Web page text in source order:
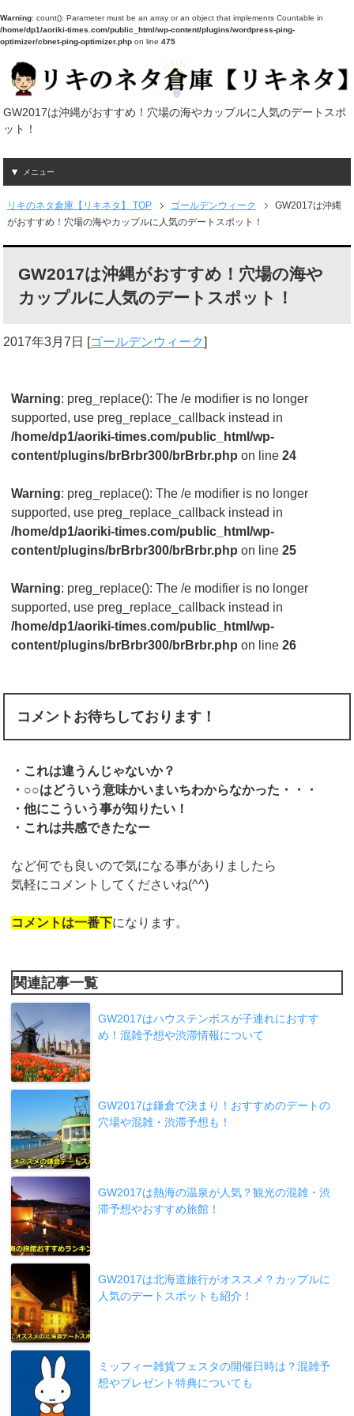
Warning: count(): Parameter must be an array or an object that implements Countable in
/home/dp1/aoriki-times.com/public_html/wp-content/plugins/wordpress-ping-
optimizer/cbnet-ping-optimizer.php on line 475
GW2017は沖縄がおすすめ！穴場の海やカップルに人気のデートスポ
ット！
メニュー
リキのネタ倉庫【リキネタ】 TOP ゴールデンウィーク
GW2017は沖縄
がおすすめ！穴場の海やカップルに人気のデートスポット！
GW2017は沖縄がおすすめ！穴場の海や
カップルに人気のデートスポット！
2017年3月7日 [ゴールデンウィーク]
Warning: preg_replace(): The /e modifier is no longer
supported, use preg_replace_callback instead in
/home/dp1/aoriki-times.com/public_html/wp-
content/plugins/brBrbr300/brBrbr.php on line24
Warning: preg_replace(): The /e modifier is no longer
supported, use preg_replace_callback instead in
/home/dp1/aoriki-times.com/public_html/wp-
content/plugins/brBrbr300/brBrbr.php on line25
Warning: preg_replace(): The /e modifier is no longer
supported, use preg_replace_callback instead in
/home/dp1/aoriki-times.com/public_html/wp-
content/plugins/brBrbr300/brBrbr.php on line26
コメントお待ちしております！
・これは違うんじゃないか？
・○○はどういう意味かいまいちわからなかった・・・
・他にこういう事が知りたい！
・これは共感できたなー
など何でも良いので気になる事がありましたら
気軽にコメントしてくださいね(^^)
コメントは一番下になります。
関連記事一覧
GW2017はハウステンボスが子連れにおすす
め！混雑予想や渋滞情報について
GW2017は鎌倉で決まり！おすすめのデートの
穴場や混雑・渋滞予想も！
GW2017は熱海の温泉が人気？観光の混雑・渋
滞予想やおすすめ旅館！
GW2017は北海道旅行がオススメ？カップルに
人気のデートスポットも紹介！
ミッフィー雑貨フェスタの開催日時は？混雑予
想やプレゼント特典についても